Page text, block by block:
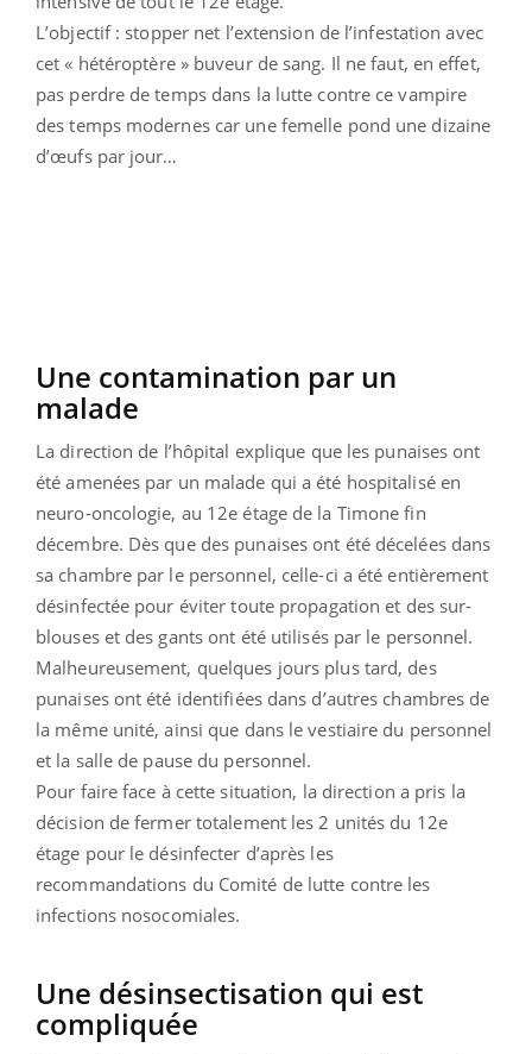
L’objectif : stopper net l’extension de l’infestation avec
cet « hétéroptère » buveur de sang. Il ne faut, en effet,
pas perdre de temps dans la lutte contre ce vampire
des temps modernes car une femelle pond une dizaine
d’œufs par jour…
Une contamination par un
malade
La direction de l’hôpital explique que les punaises ont
été amenées par un malade qui a été hospitalisé en
neuro-oncologie, au 12e étage de la Timone fin
décembre. Dès que des punaises ont été décelées dans
sa chambre par le personnel, celle-ci a été entièrement
désinfectée pour éviter toute propagation et des sur-
blouses et des gants ont été utilisés par le personnel.
Malheureusement, quelques jours plus tard, des
punaises ont été identifiées dans d’autres chambres de
la même unité, ainsi que dans le vestiaire du personnel
et la salle de pause du personnel.
Pour faire face à cette situation, la direction a pris la
décision de fermer totalement les 2 unités du 12e
étage pour le désinfecter d’après les
recommandations du Comité de lutte contre les
infections nosocomiales.
Une désinsectisation qui est
compliquée